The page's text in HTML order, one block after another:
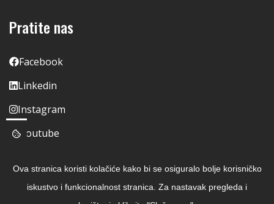
Pratite nas
Facebook
Linkedin
Instagram
Youtube
Ova stranica koristi kolačiće kako bi se osiguralo bolje korisničko
iskustvo i funkcionalnost stranica. Za nastavak pregleda i